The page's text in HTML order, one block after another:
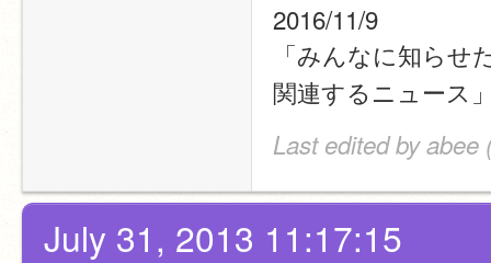
2016/11/9
「みんなに知ら
関連するニュース
Last edited by abee
July 31, 2013 11:17:15